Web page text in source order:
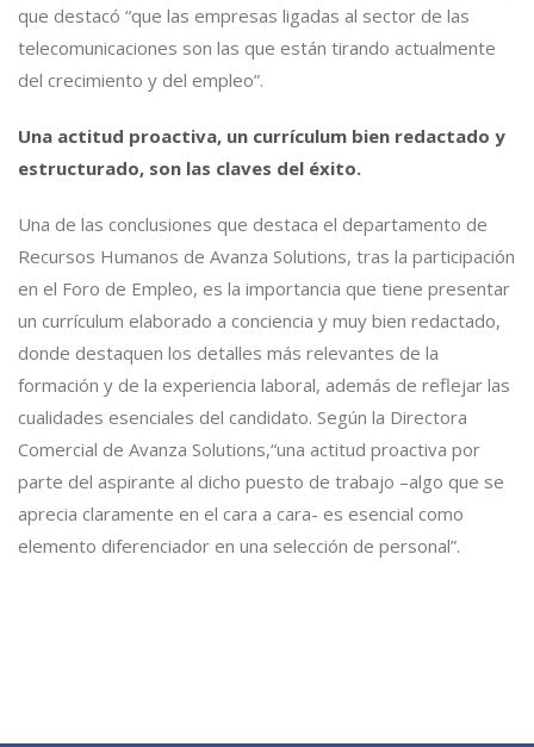
que destacó “que las empresas ligadas al sector de las
telecomunicaciones son las que están tirando actualmente
del crecimiento y del empleo”.
Una actitud proactiva, un currículum bien redactado y
estructurado, son las claves del éxito.
Una de las conclusiones que destaca el departamento de
Recursos Humanos de Avanza Solutions, tras la participación
en el Foro de Empleo, es la importancia que tiene presentar
un currículum elaborado a conciencia y muy bien redactado,
donde destaquen los detalles más relevantes de la
formación y de la experiencia laboral, además de reflejar las
cualidades esenciales del candidato. Según la Directora
Comercial de Avanza Solutions,“una actitud proactiva por
parte del aspirante al dicho puesto de trabajo –algo que se
aprecia claramente en el cara a cara- es esencial como
elemento diferenciador en una selección de personal”.